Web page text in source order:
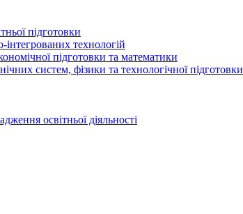
підготовки
технологій
підготовки та математики
систем, фізики та технологічної підготовки
освітньої діяльності